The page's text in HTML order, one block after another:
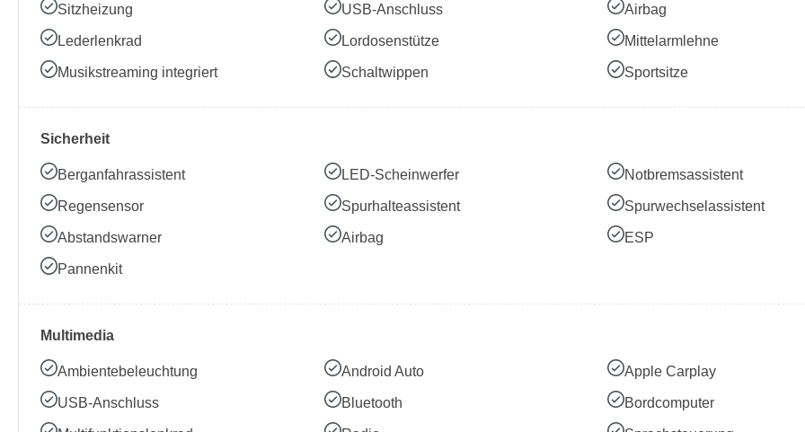
Sitzheizung USB-Anschluss Airbag
Lederlenkrad Lordosenstütze Mittelarmlehne
Musikstreaming integriert Schaltwippen Sportsitze
Sicherheit
Berganfahrassistent LED-Scheinwerfer Notbremsassistent
Regensensor Spurhalteassistent Spurwechselassistent
Abstandswarner Airbag ESP
Pannenkit
Multimedia
Ambientebeleuchtung Android Auto Apple Carplay
USB-Anschluss Bluetooth Bordcomputer